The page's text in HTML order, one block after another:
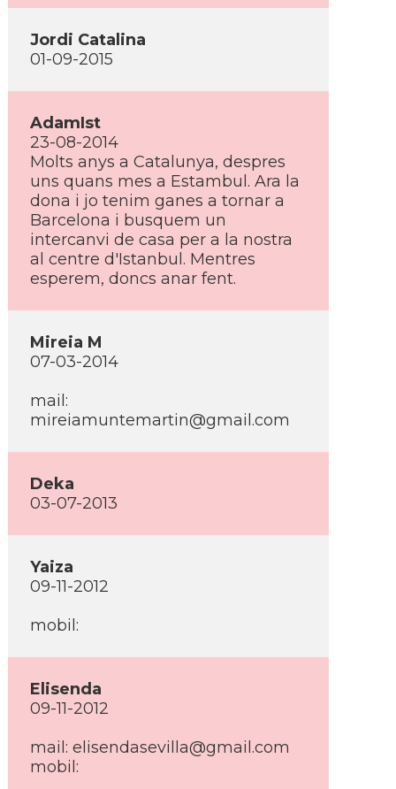
Jordi Catalina
01-09-2015
AdamIst
23-08-2014
Molts anys a Catalunya, despres
uns quans mes a Estambul. Ara la
dona i jo tenim ganes a tornar a
Barcelona i busquem un
intercanvi de casa per a la nostra
al centre d'Istanbul. Mentres
esperem, doncs anar fent.
Mireia M
07-03-2014
mail:
mireiamuntemartin@gmail.com
Deka
03-07-2013
Yaiza
09-11-2012
mobil:
Elisenda
09-11-2012
mail: elisendasevilla@gmail.com
mobil: